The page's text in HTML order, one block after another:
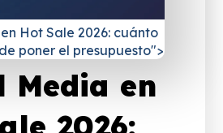
Hot Sale 2026: cuánto
poner el presupuesto">
Media en
2026: